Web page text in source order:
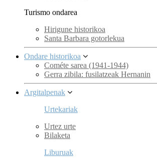
Turismo ondarea
Hirigune historikoa
Santa Barbara gotorlekua
Ondare historikoa
Cométe sarea (1941-1944)
Gerra zibila: fusilatzeak Hernanin
Argitalpenak
Urtekariak
Urtez urte
Bilaketa
Liburuak